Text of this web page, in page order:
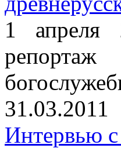
1 апреля
31.03.2011
Интервью с